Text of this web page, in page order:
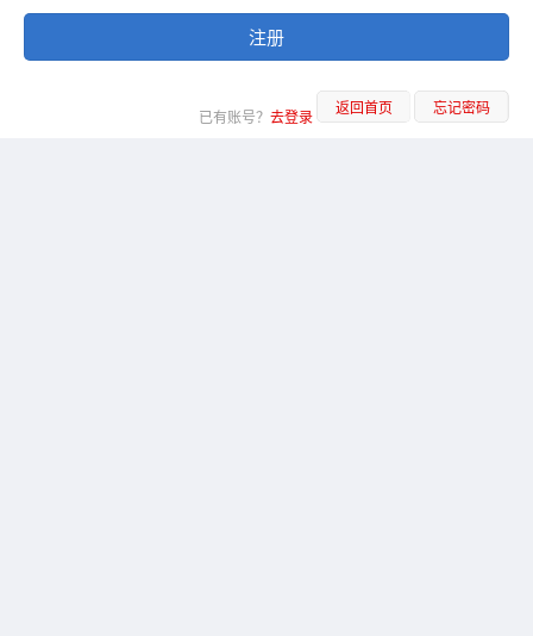
注册
已有账号？ 去登录 返回首页 忘记密码